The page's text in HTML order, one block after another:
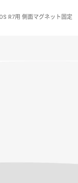
R7用 側面マグネット固定